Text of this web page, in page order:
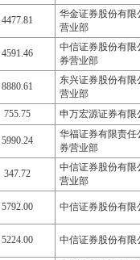
4477.81
华金证券股份有
营业部
4591.46
中信证券股份有
券营业部
8880.61
东兴证券股份有
营业部
755.75 申万宏源证券有限
5990.24
华福证券有限责
券营业部
347.72
中信证券股份有
营业部
5792.00 中信证券股份有限
5224.00 中信证券股份有限